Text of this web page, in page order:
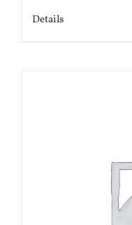
Details